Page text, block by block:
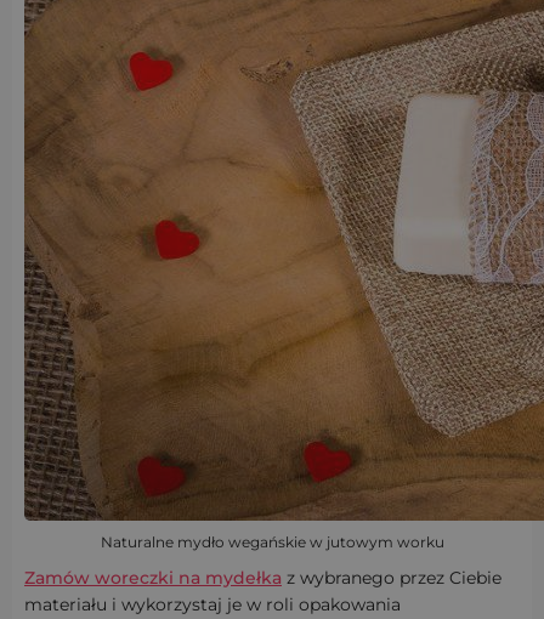
Naturalne mydło wegańskie w jutowym worku
Zamów woreczki na mydełka z wybranego przez Ciebie
materiału i wykorzystaj je w roli opakowania